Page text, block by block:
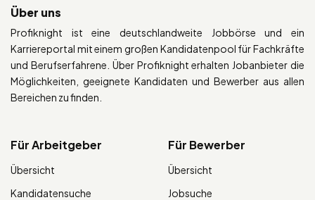
Über uns
Profiknight ist eine deutschlandweite Jobbörse und ein
Karriereportal mit einem großen Kandidatenpool für Fachkräfte
und Berufserfahrene. Über Profiknight erhalten Jobanbieter die
Möglichkeiten, geeignete Kandidaten und Bewerber aus allen
Bereichen zu finden.
Für Arbeitgeber
Übersicht
Kandidatensuche
Für Bewerber
Übersicht
Jobsuche